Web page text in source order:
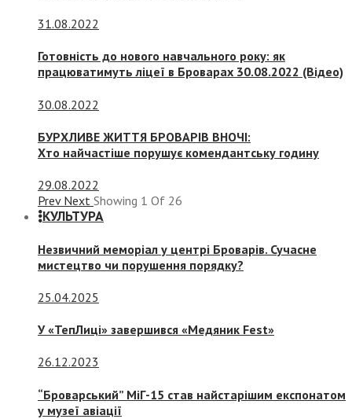
31.08.2022
Готовність до нового навчального року: як
працюватимуть ліцеї в Броварах 30.08.2022 (Відео)
30.08.2022
БУРХЛИВЕ ЖИТТЯ БРОВАРІВ ВНОЧІ:
Хто найчастіше порушує комендантську годину
29.08.2022
Prev Next Showing 1 Of 26
КУЛЬТУРА
Незвичний меморіал у центрі Броварів. Сучасне
мистецтво чи порушення порядку?
25.04.2025
У «ТепЛиці» завершився «Медяник Fest»
26.12.2023
“Броварський” МіГ-15 став найстарішим експонатом
у музеї авіації